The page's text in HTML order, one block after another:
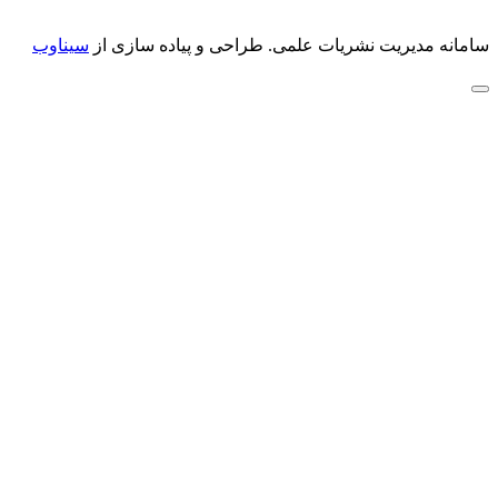
سامانه مدیریت نشریات علمی. طراحی و پیاده سازی از سیناوب